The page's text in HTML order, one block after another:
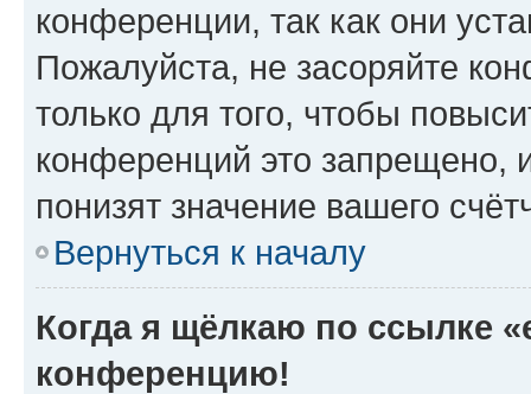
конференции, так как они
Пожалуйста, не засоряйте
только для того, чтобы
конференций это запрещено,
понизят значение вашего
Вернуться к началу
Когда я щёлкаю по ссылке
конференцию!